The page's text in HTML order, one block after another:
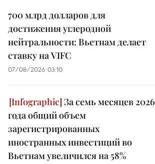
700 млрд долларов для
достижения углеродной
нейтральности: Вьетнам делает
ставку на VIFC
07/08/2026 03:10
За семь месяцев 2026
года общий объем
зарегистрированных
иностранных инвестиций во
Вьетнам увеличился на 58%